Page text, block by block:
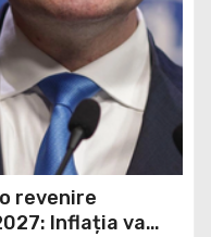
revenire
Inflația va